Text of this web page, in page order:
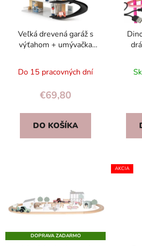
Veľká drevená garáž s
výťahom + umývačka
ECOTOYS
Do 15 pracovných dní
€69,80
DO KOŠÍKA
DOPRAVA ZADARMO
AKCIA